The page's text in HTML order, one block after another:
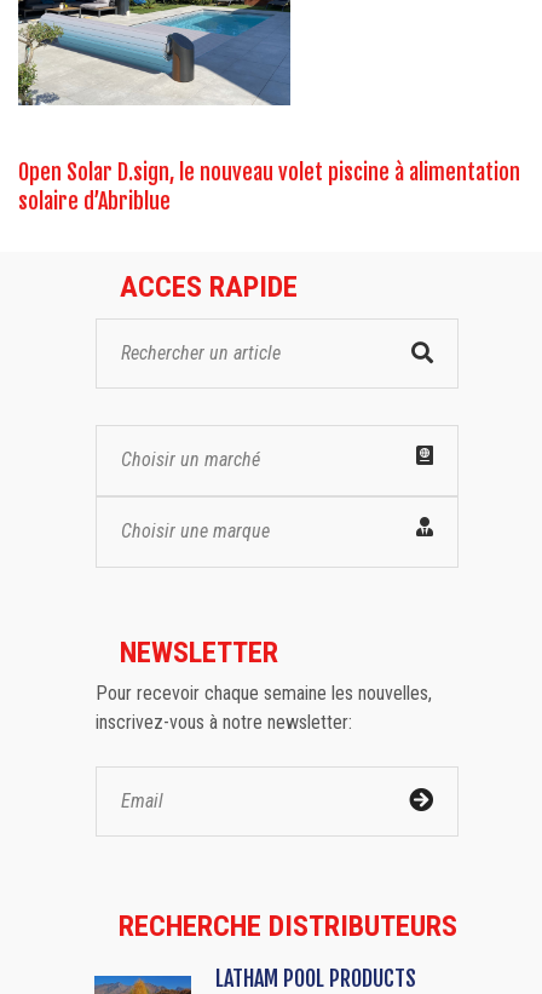
Open Solar D.sign, le nouveau volet piscine à alimentation
solaire d’Abriblue
ACCES RAPIDE
Choisir un marché
Choisir une marque
NEWSLETTER
Pour recevoir chaque semaine les nouvelles,
inscrivez-vous à notre newsletter:
RECHERCHE DISTRIBUTEURS
LATHAM POOL PRODUCTS